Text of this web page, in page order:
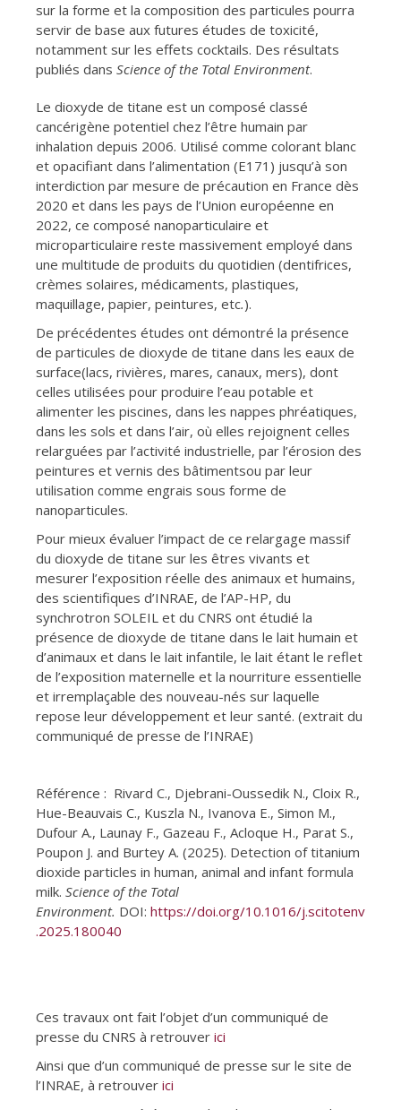
sur la forme et la composition des particules pourra
servir de base aux futures études de toxicité,
notamment sur les effets cocktails. Des résultats
publiés dans Science of the Total Environment.
Le dioxyde de titane est un composé classé
cancérigène potentiel chez l’être humain par
inhalation depuis 2006. Utilisé comme colorant blanc
et opacifiant dans l’alimentation (E171) jusqu’à son
interdiction par mesure de précaution en France dès
2020 et dans les pays de l’Union européenne en
2022, ce composé nanoparticulaire et
microparticulaire reste massivement employé dans
une multitude de produits du quotidien (dentifrices,
crèmes solaires, médicaments, plastiques,
maquillage, papier, peintures, etc.).
De précédentes études ont démontré la présence
de particules de dioxyde de titane dans les eaux de
surface(lacs, rivières, mares, canaux, mers), dont
celles utilisées pour produire l’eau potable et
alimenter les piscines, dans les nappes phréatiques,
dans les sols et dans l’air, où elles rejoignent celles
relarguées par l’activité industrielle, par l’érosion des
peintures et vernis des bâtimentsou par leur
utilisation comme engrais sous forme de
nanoparticules.
Pour mieux évaluer l’impact de ce relargage massif
du dioxyde de titane sur les êtres vivants et
mesurer l’exposition réelle des animaux et humains,
des scientifiques d’INRAE, de l’AP-HP, du
synchrotron SOLEIL et du CNRS ont étudié la
présence de dioxyde de titane dans le lait humain et
d’animaux et dans le lait infantile, le lait étant le reflet
de l’exposition maternelle et la nourriture essentielle
et irremplaçable des nouveau-nés sur laquelle
repose leur développement et leur santé. (extrait du
communiqué de presse de l’INRAE)
Référence : Rivard C., Djebrani-Oussedik N., Cloix R.,
Hue-Beauvais C., Kuszla N., Ivanova E., Simon M.,
Dufour A., Launay F., Gazeau F., Acloque H., Parat S.,
Poupon J. and Burtey A. (2025). Detection of titanium
dioxide particles in human, animal and infant formula
milk. Science of the Total
Environment. DOI: https://doi.org/10.1016/j.scitotenv
.2025.180040
Ces travaux ont fait l’objet d’un communiqué de
presse du CNRS à retrouver ici
Ainsi que d’un communiqué de presse sur le site de
l’INRAE, à retrouver ici